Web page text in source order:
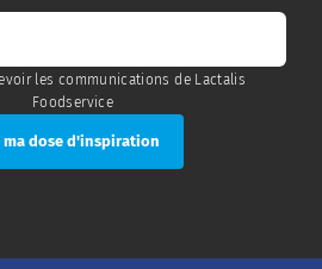
les communications de Lactalis
Foodservice